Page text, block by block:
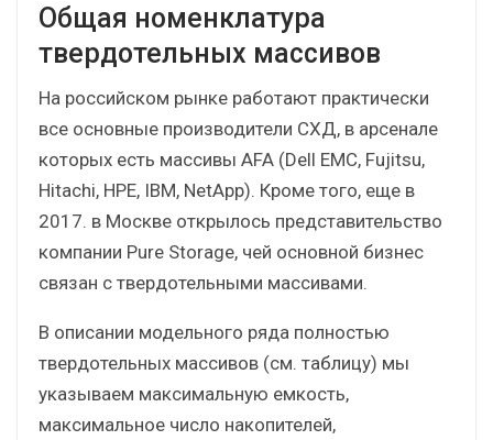
Общая номенклатура
твердотельных массивов
На российском рынке работают практически
все основные производители СХД, в арсенале
которых есть массивы AFA (Dell EMC, Fujitsu,
Hitachi, HPE, IBM, NetApp). Кроме того, еще в
2017. в Москве открылось представительство
компании Pure Storage, чей основной бизнес
связан с твердотельными массивами.
В описании модельного ряда полностью
твердотельных массивов (см. таблицу) мы
указываем максимальную емкость,
максимальное число накопителей,